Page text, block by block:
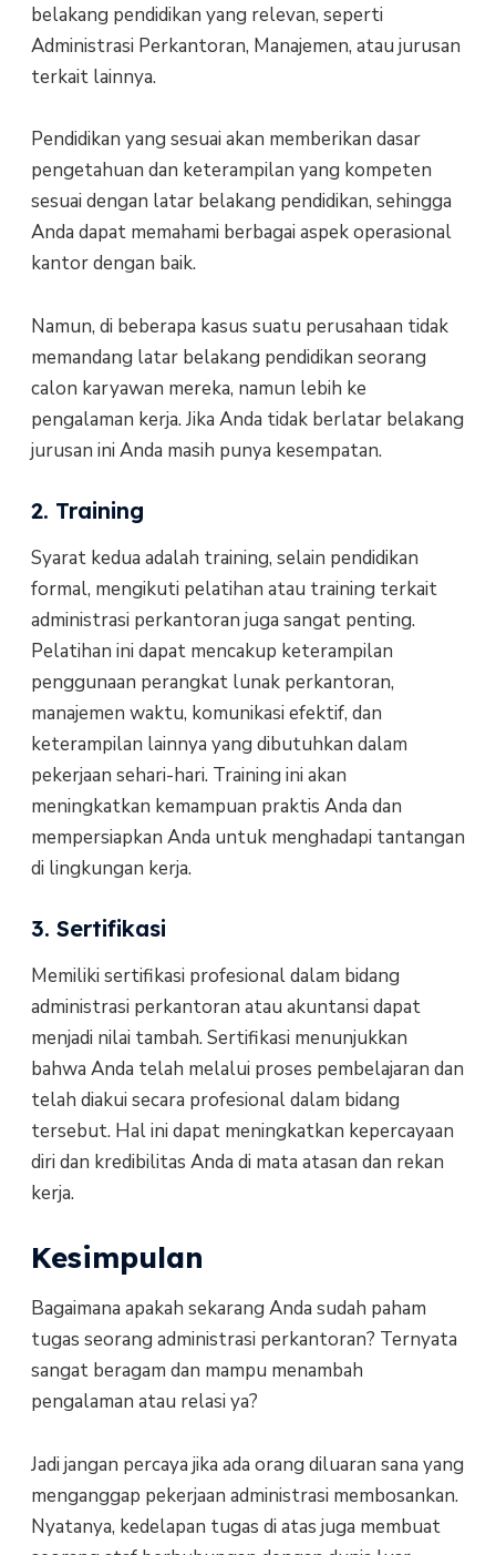
belakang pendidikan yang relevan, seperti
Administrasi Perkantoran, Manajemen, atau jurusan
terkait lainnya.
Pendidikan yang sesuai akan memberikan dasar
pengetahuan dan keterampilan yang kompeten
sesuai dengan latar belakang pendidikan, sehingga
Anda dapat memahami berbagai aspek operasional
kantor dengan baik.
Namun, di beberapa kasus suatu perusahaan tidak
memandang latar belakang pendidikan seorang
calon karyawan mereka, namun lebih ke
pengalaman kerja. Jika Anda tidak berlatar belakang
jurusan ini Anda masih punya kesempatan.
2. Training
Syarat kedua adalah training, selain pendidikan
formal, mengikuti pelatihan atau training terkait
administrasi perkantoran juga sangat penting.
Pelatihan ini dapat mencakup keterampilan
penggunaan perangkat lunak perkantoran,
manajemen waktu, komunikasi efektif, dan
keterampilan lainnya yang dibutuhkan dalam
pekerjaan sehari-hari. Training ini akan
meningkatkan kemampuan praktis Anda dan
mempersiapkan Anda untuk menghadapi tantangan
di lingkungan kerja.
3. Sertifikasi
Memiliki sertifikasi profesional dalam bidang
administrasi perkantoran atau akuntansi dapat
menjadi nilai tambah. Sertifikasi menunjukkan
bahwa Anda telah melalui proses pembelajaran dan
telah diakui secara profesional dalam bidang
tersebut. Hal ini dapat meningkatkan kepercayaan
diri dan kredibilitas Anda di mata atasan dan rekan
kerja.
Kesimpulan
Bagaimana apakah sekarang Anda sudah paham
tugas seorang administrasi perkantoran? Ternyata
sangat beragam dan mampu menambah
pengalaman atau relasi ya?
Jadi jangan percaya jika ada orang diluaran sana yang
menganggap pekerjaan administrasi membosankan.
Nyatanya, kedelapan tugas di atas juga membuat